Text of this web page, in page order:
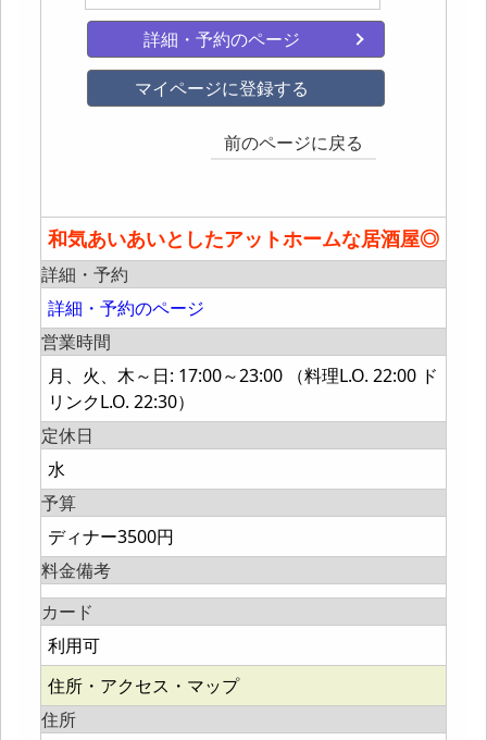
詳細・予約のページ
マイページに登録する
前のページに戻る
和気あいあいとしたアットホームな居酒屋◎
詳細・予約
詳細・予約のページ
営業時間
月、火、木～日: 17:00～23:00 （料理L.O. 22:00 ド
リンクL.O. 22:30）
定休日
水
予算
ディナー3500円
料金備考
カード
利用可
住所・アクセス・マップ
住所